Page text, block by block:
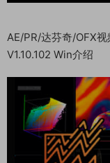
AE/PR/达芬奇/OFX
V1.10.102 Win介绍